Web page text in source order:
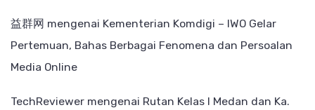
益群网 mengenai Kementerian Komdigi – IWO Gelar
Pertemuan, Bahas Berbagai Fenomena dan Persoalan
Media Online
TechReviewer mengenai Rutan Kelas I Medan dan Ka.